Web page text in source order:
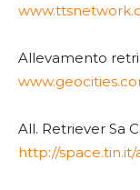
Allevamento
All. Retriever Sa
http://